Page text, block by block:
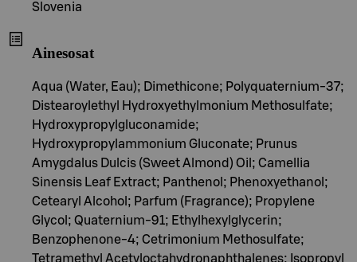
Slovenia
Ainesosat
Aqua (Water, Eau); Dimethicone; Polyquaternium-37;
Distearoylethyl Hydroxyethylmonium Methosulfate;
Hydroxypropylgluconamide;
Hydroxypropylammonium Gluconate; Prunus
Amygdalus Dulcis (Sweet Almond) Oil; Camellia
Sinensis Leaf Extract; Panthenol; Phenoxyethanol;
Cetearyl Alcohol; Parfum (Fragrance); Propylene
Glycol; Quaternium-91; Ethylhexylglycerin;
Benzophenone-4; Cetrimonium Methosulfate;
Tetramethyl Acetyloctahydronaphthalenes; Isopropyl